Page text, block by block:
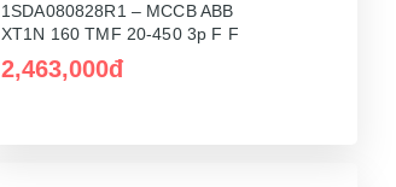
1SDA080828R1 – MCCB ABB
XT1N 160 TMF 20-450 3p F F
2,463,000đ